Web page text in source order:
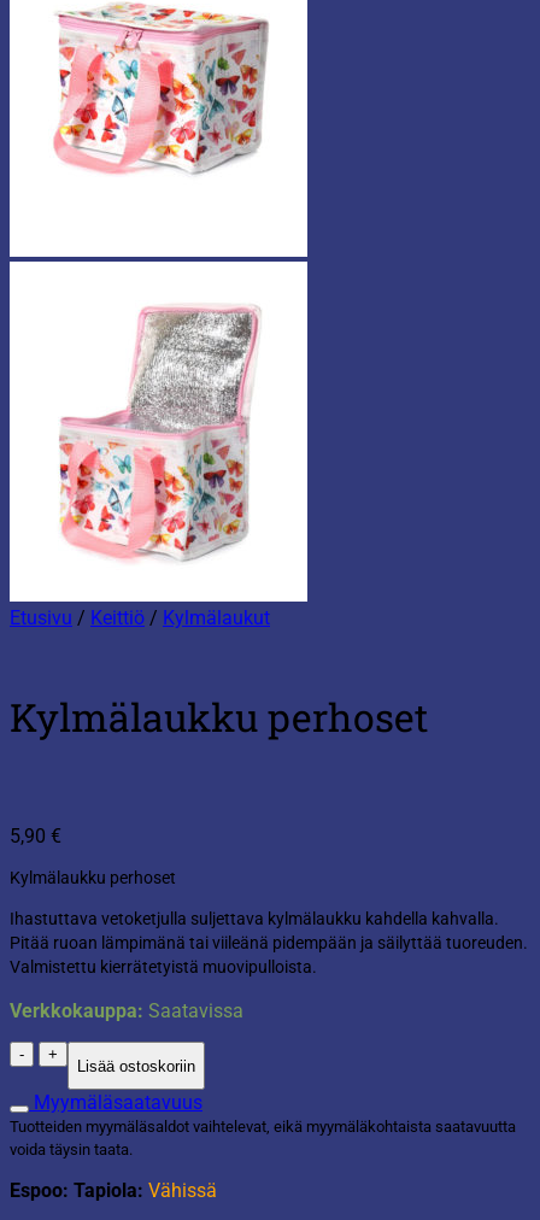
Etusivu / Keittiö / Kylmälaukut
Kylmälaukku perhoset
5,90 €
Kylmälaukku perhoset
Ihastuttava vetoketjulla suljettava kylmälaukku kahdella kahvalla.
Pitää ruoan lämpimänä tai viileänä pidempään ja säilyttää tuoreuden.
Valmistettu kierrätetyistä muovipulloista.
Verkkokauppa: Saatavissa
Kylmälaukku
perhoset
määrä
Lisää ostoskoriin
Myymäläsaatavuus
Tuotteiden myymäläsaldot vaihtelevat, eikä myymäläkohtaista saatavuutta
voida täysin taata.
Espoo: Tapiola: Vähissä